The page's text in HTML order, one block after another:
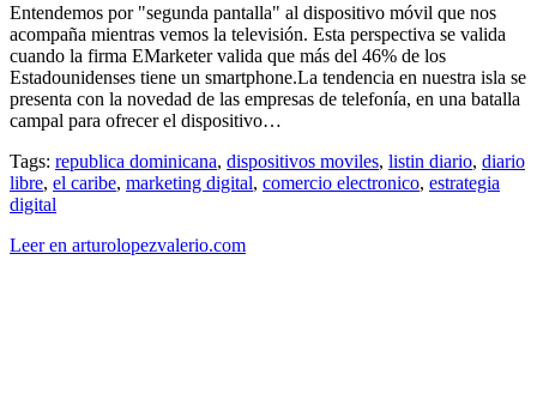
Entendemos por "segunda pantalla" al dispositivo móvil que nos
acompaña mientras vemos la televisión. Esta perspectiva se valida
cuando la firma EMarketer valida que más del 46% de los
Estadounidenses tiene un smartphone.La tendencia en nuestra isla se
presenta con la novedad de las empresas de telefonía, en una batalla
campal para ofrecer el dispositivo…
Tags: republica dominicana, dispositivos moviles, listin diario, diario
libre, el caribe, marketing digital, comercio electronico, estrategia
digital
Leer en arturolopezvalerio.com